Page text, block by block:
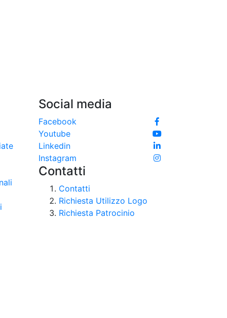
Social media
Facebook
Youtube
Linkedin
Instagram
Contatti
Contatti
Richiesta Utilizzo Logo
Richiesta Patrocinio